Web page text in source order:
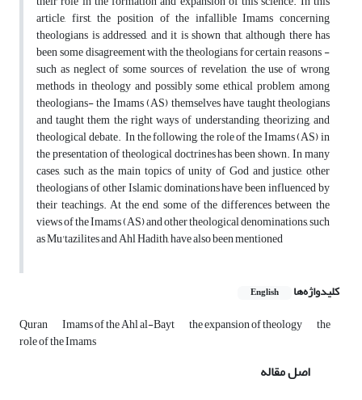
article, first, the position of the infallible Imams concerning
theologians is addressed, and it is shown that, although there has
been some disagreement with the theologians for certain reasons -
such as neglect of some sources of revelation, the use of wrong
methods in theology and possibly some ethical problem among
theologians- the Imams (AS) themselves have taught theologians
and taught them the right ways of understanding, theorizing, and
theological debate. In the following, the role of the Imams (AS) in
the presentation of theological doctrines has been shown. In many
cases, such as the main topics of unity of God and justice, other
theologians of other Islamic dominations have been influenced by
their teachings. At the end, some of the differences between the
views of the Imams (AS) and other theological denominations, such
as Mu'tazilites and Ahl Hadith, have also been mentioned
کلیدواژه‌ها English
Quran Imams of the Ahl al-Bayt the expansion of theology the
role of the Imams
اصل مقاله